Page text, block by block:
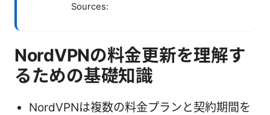
Sources:
NordVPNの料金更新を理解す
るための基礎知識
NordVPNは複数の料金プランと契約期間を